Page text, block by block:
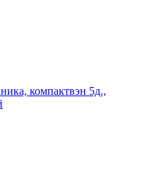
компактвэн 5д.,